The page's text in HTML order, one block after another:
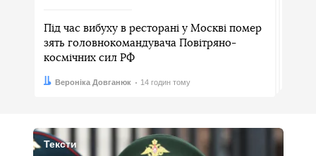
Під час вибуху в ресторані у Москві помер
зять головнокомандувача Повітряно-
космічних сил РФ
Автор:
Вероніка Довганюк
Дата: 14 годин тому
Тексти